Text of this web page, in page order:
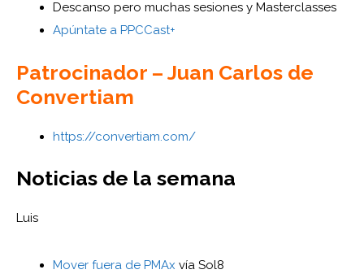
Descanso pero muchas sesiones y Masterclasses
Apúntate a PPCCast+
Patrocinador – Juan Carlos de
Convertiam
https://convertiam.com/
Noticias de la semana
Luis
Mover fuera de PMAx vía Sol8